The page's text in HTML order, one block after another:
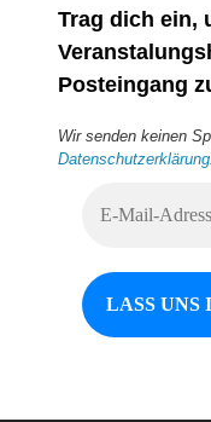
Trag dich ein,
Posteingang
Wir senden keinen
Datenschutzerklärung.